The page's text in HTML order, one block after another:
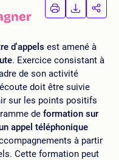
IMPRIMER
LA
LA
d'appels est amené à
. Exercice consistant à
de son activité
doit être suivie
sur les points positifs
de formation sur
appel téléphonique
à partir
Cette formation peut